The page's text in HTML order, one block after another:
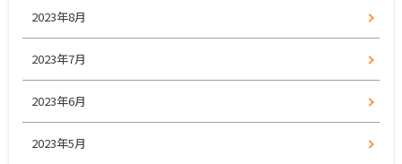
2023年8月
2023年7月
2023年6月
2023年5月